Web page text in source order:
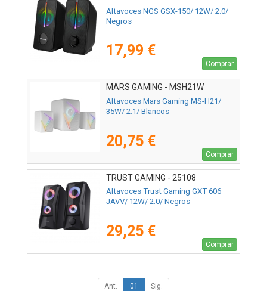
Altavoces NGS GSX-150/ 12W/ 2.0/
Negros
17,99 €
Comprar
MARS GAMING - MSH21W
Altavoces Mars Gaming MS-H21/
35W/ 2.1/ Blancos
20,75 €
Comprar
TRUST GAMING - 25108
Altavoces Trust Gaming GXT 606
JAVV/ 12W/ 2.0/ Negros
29,25 €
Comprar
Ant. 01 Sig.